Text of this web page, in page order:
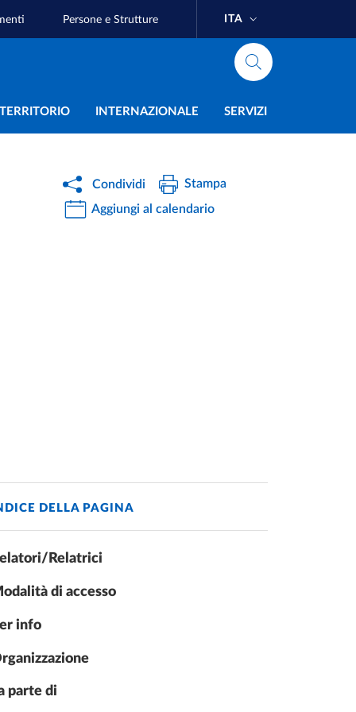
Persone e Strutture ITA
INTERNAZIONALE SERVIZI
Condividi
Stampa
Aggiungi al calendario
DELLA PAGINA
Relatrici
di accesso
info
parte di